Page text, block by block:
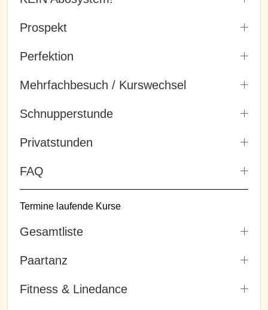
Prospekt
Perfektion
Mehrfachbesuch / Kurswechsel
Schnupperstunde
Privatstunden
FAQ
Termine laufende Kurse
Gesamtliste
Paartanz
Fitness & Linedance